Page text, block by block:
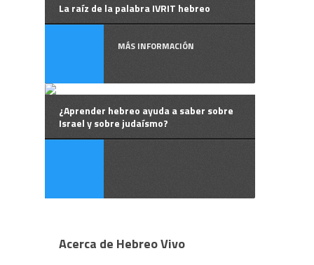
La raíz de la palabra IVRIT hebreo
MÁS INFORMACIÓN
¿Aprender hebreo ayuda a saber sobre
Israel y sobre judaísmo?
Acerca de Hebreo Vivo